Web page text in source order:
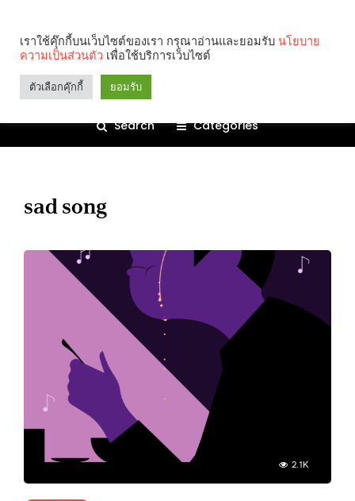
Search Categories
sad song
2.1K
เราใช้คุ๊กกี้บนเว็บไซต์ของเรา กรุณาอ่านและยอมรับ นโยบาย
ความเป็นส่วนตัว เพื่อใช้บริการเว็บไซต์
ตัวเลือกคุ๊กกี้ ยอมรับ